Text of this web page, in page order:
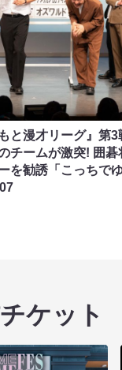
と漫才リーグ』第3
チームが激突! 囲碁
を勧誘「こっちで
ケット